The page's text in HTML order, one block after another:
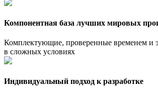
Компонентная база лучших мировых
Комплектующие, проверенные временем и
в сложных условиях
Индивидуальный подход к разработке